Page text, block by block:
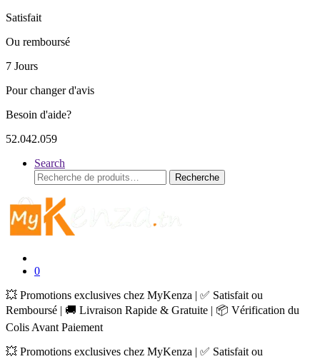
Satisfait
Ou remboursé
7 Jours
Pour changer d'avis
Besoin d'aide?
52.042.059
Search
Recherche
pour :
Recherche
0
💥 Promotions exclusives chez MyKenza | ✅ Satisfait ou
Remboursé | 🚚 Livraison Rapide & Gratuite | 📦 Vérification du
Colis Avant Paiement
💥 Promotions exclusives chez MyKenza | ✅ Satisfait ou